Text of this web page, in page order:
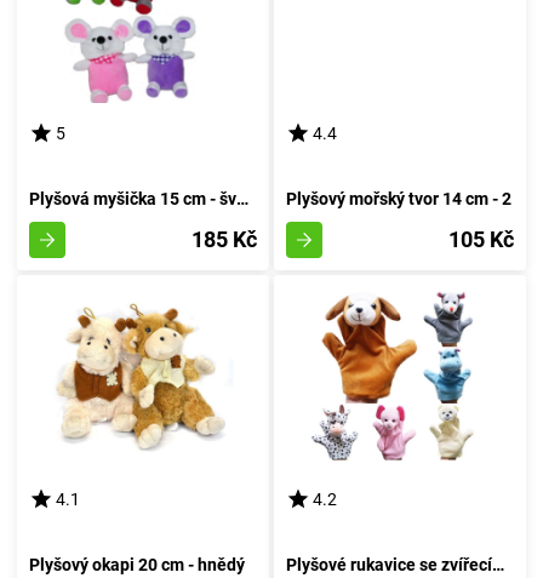
5
Plyšová myšička 15 cm - švestková
185 Kč
4.4
Plyšový mořský tvor 14 cm - 2
105 Kč
4.1
Plyšový okapi 20 cm - hnědý
4.2
Plyšové rukavice se zvířecími postavičkami - 1